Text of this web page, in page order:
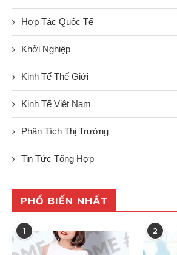
Hợp Tác Quốc Tế
Khởi Nghiệp
Kinh Tế Thế Giới
Kinh Tế Việt Nam
Phân Tích Thị Trường
Tin Tức Tổng Hợp
PHỔ BIẾN NHẤT
1 2